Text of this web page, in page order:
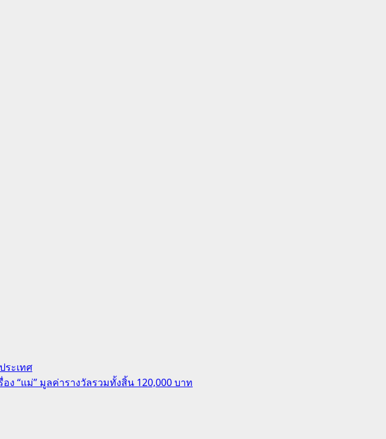
ระเทศ
“แม่” มูลค่ารางวัลรวมทั้งสิ้น 120,000 บาท